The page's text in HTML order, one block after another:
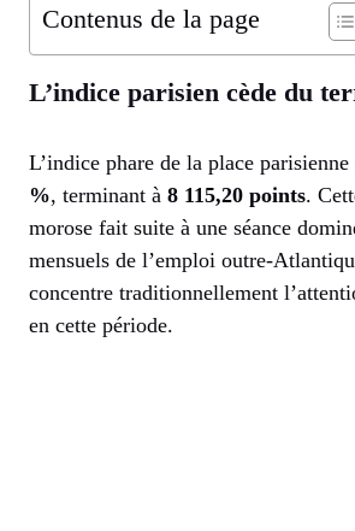
Contenus de la page
L’indice parisien cède du
L’indice phare de la place parisienne
%, terminant à 8 115,20 points.
morose fait suite à une séance
mensuels de l’emploi outre-
concentre traditionnellement
en cette période.